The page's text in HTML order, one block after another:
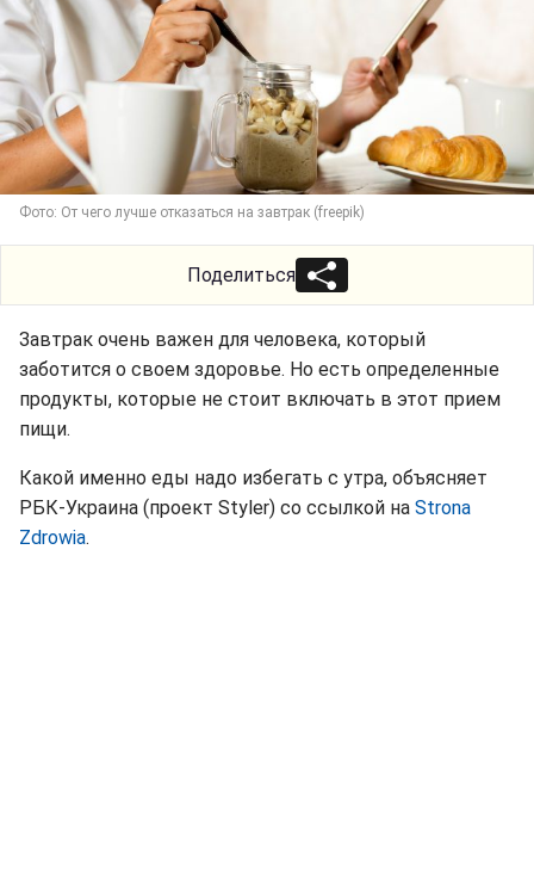
Фото: От чего лучше отказаться на завтрак (freepik)
Поделиться
Завтрак очень важен для человека, который
заботится о своем здоровье. Но есть определенные
продукты, которые не стоит включать в этот прием
пищи.
Какой именно еды надо избегать с утра, объясняет
РБК-Украина (проект Styler) со ссылкой на Strona
Zdrowia.